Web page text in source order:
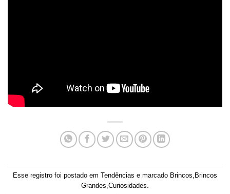
Esse registro foi postado em Tendências e marcado Brincos, Brincos
Grandes,Curiosidades.